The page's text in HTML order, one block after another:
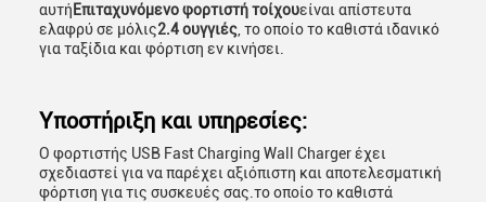
αυτή Επιταχυνόμενο φορτιστή τοίχουείναι απίστευτα
ελαφρύ σε μόλις2.4 ουγγιές , το οποίο το καθιστά ιδανικό
για ταξίδια και φόρτιση εν κινήσει.
Υποστήριξη και υπηρεσίες:
Ο φορτιστής USB Fast Charging Wall Charger έχει
σχεδιαστεί για να παρέχει αξιόπιστη και αποτελεσματική
φόρτιση για τις συσκευές σας.το οποίο το καθιστά